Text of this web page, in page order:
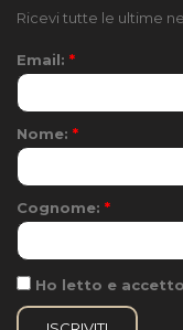
Ricevi tutte le ultime
Email: *
Nome: *
Cognome: *
Ho letto e